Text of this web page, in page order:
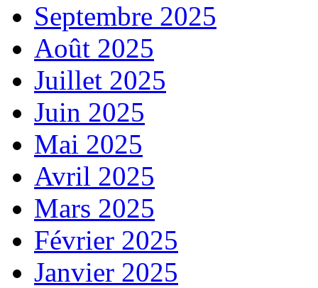
Septembre 2025
Août 2025
Juillet 2025
Juin 2025
Mai 2025
Avril 2025
Mars 2025
Février 2025
Janvier 2025